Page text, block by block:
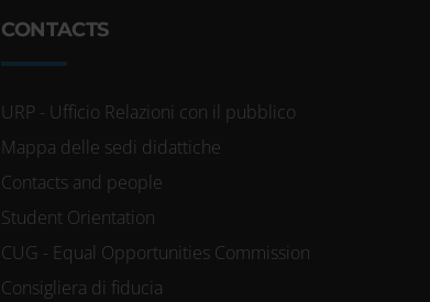
CONTACTS
URP - Ufficio Relazioni con il pubblico
Mappa delle sedi didattiche
Contacts and people
Student Orientation
CUG - Equal Opportunities Commission
Consigliera di fiducia